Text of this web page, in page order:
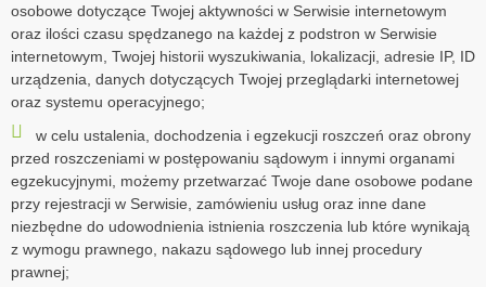
osobowe dotyczące Twojej aktywności w Serwisie internetowym
oraz ilości czasu spędzanego na każdej z podstron w Serwisie
internetowym, Twojej historii wyszukiwania, lokalizacji, adresie IP, ID
urządzenia, danych dotyczących Twojej przeglądarki internetowej
oraz systemu operacyjnego;
w celu ustalenia, dochodzenia i egzekucji roszczeń oraz obrony
przed roszczeniami w postępowaniu sądowym i innymi organami
egzekucyjnymi, możemy przetwarzać Twoje dane osobowe podane
przy rejestracji w Serwisie, zamówieniu usług oraz inne dane
niezbędne do udowodnienia istnienia roszczenia lub które wynikają
z wymogu prawnego, nakazu sądowego lub innej procedury
prawnej;